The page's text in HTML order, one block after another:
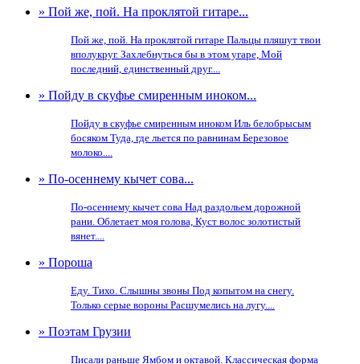
» Пой же, пой. На проклятой гитаре...
Пой же, пой. На проклятой гитаре Пальцы пляшут твои
вполукруг. Захлебнуться бы в этом угаре, Мой
последний, единственный друг....
» Пойду в скуфье смиренным иноком...
Пойду в скуфье смиренным иноком Иль белобрысым
босяком Туда, где льется по равнинам Березовое
молоко....
» По-осеннему кычет сова...
По-осеннему кычет сова Над раздольем дорожной
рани. Облетает моя голова, Куст волос золотистый
вянет....
» Пороша
Еду. Тихо. Слышны звоны Под копытом на снегу.
Только серые вороны Расшумелись на лугу....
» Поэтам Грузии
Писали раньше Ямбом и октавой. Классическая форма